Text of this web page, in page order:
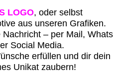
LOGO, oder selbst
aus unseren Grafiken.
– per Mail, Whats
Social Media.
erfüllen und dir dein
Unikat zaubern!